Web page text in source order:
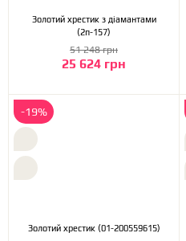
Золотий хрестик з діамантами
(2п-157)
25 624 грн
51 248 грн
-19%
Золотий хрестик (01-200559615)